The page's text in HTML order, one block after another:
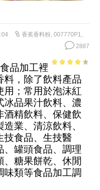
香蕉香料粉, 007770P1
2887
of 5
品加工裡
料，除了飲料產品
用；常用於泡沫紅
冰品果汁飲料、濃
酒精飲料、保健飲
業、清涼飲料、
技食品、生技醫
、罐頭食品、調理
糖果餅乾、休閒
類等食品加工調